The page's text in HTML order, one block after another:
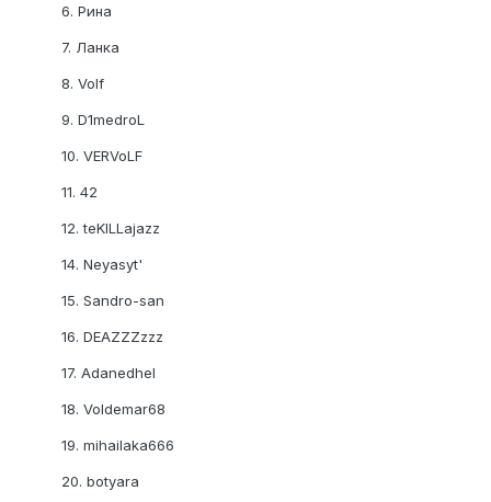
6. Рина
7. Ланка
8. Volf
9. D1medroL
10. VERVoLF
11. 42
12. teKILLajazz
14. Neyasyt'
15. Sandro-san
16. DEAZZZzzz
17. Adanedhel
18. Voldemar68
19. mihailaka666
20. botyara